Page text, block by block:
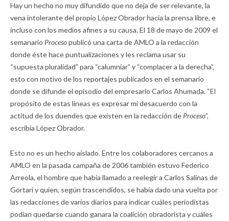
Hay un hecho no muy difundido que no deja de ser relevante, la
vena intolerante del propio López Obrador hacia la prensa libre, e
incluso con los medios afines a su causa. El 18 de mayo de 2009 el
semanario Procesopublicó una carta de AMLO a la redacción
donde éste hace puntualizaciones y les reclama usar su
“supuesta pluralidad” para “calumniar” y “complacer a la derecha”,
esto con motivo de los reportajes publicados en el semanario
donde se difunde el episodio del empresario Carlos Ahumada. “El
propósito de estas líneas es expresar mi desacuerdo con la
actitud de los duendes que existen en la redacción de Proceso”,
escribía López Obrador.
Esto no es un hecho aislado. Entre los colaboradores cercanos a
AMLO en la pasada campaña de 2006 también estuvo Federico
Arreola, el hombre que había llamado a reelegir a Carlos Salinas de
Gortari y quien, según trascendidos, se había dado una vuelta por
las redacciones de varios diarios para indicar cuáles periodistas
podían quedarse cuando ganara la coalición obradorista y cuáles